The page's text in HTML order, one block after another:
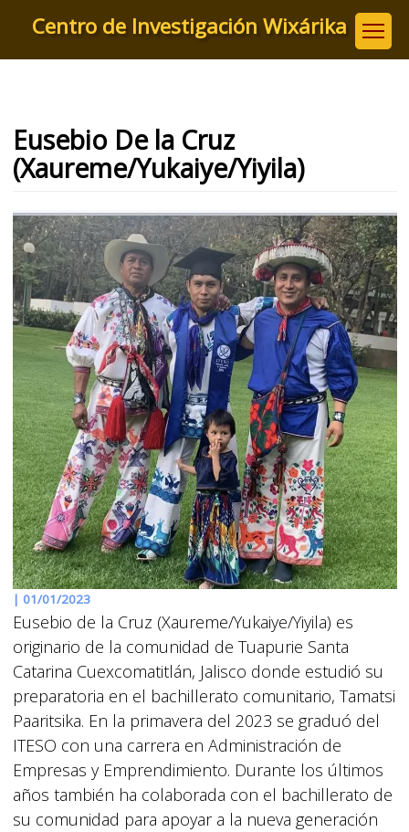
principal
Centro de Investigación Wixárika
Eusebio De la Cruz
(Xaureme/Yukaiye/Yiyila)
| 01/01/2023
Eusebio de la Cruz (Xaureme/Yukaiye/Yiyila) es
originario de la comunidad de Tuapurie Santa
Catarina Cuexcomatitlán, Jalisco donde estudió su
preparatoria en el bachillerato comunitario, Tamatsi
Paaritsika. En la primavera del 2023 se graduó del
ITESO con una carrera en Administración de
Empresas y Emprendimiento. Durante los últimos
años también ha colaborada con el bachillerato de
su comunidad para apoyar a la nueva generación